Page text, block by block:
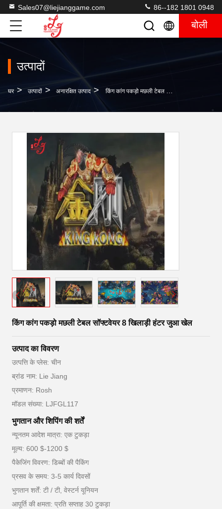
Sales07@liejianggame.com 86--182 1801 0948
बोली
उत्पादों
घर > उत्पादों > अनारक्षित उत्पाद > किंग कांग पकड़ो मछली टेबल सॉफ्टवेयर 8 खिलाड़ी हंटर जुआ खेल
किंग कांग पकड़ो मछली टेबल सॉफ्टवेयर 8 खिलाड़ी हंटर जुआ खेल
उत्पाद का विवरण
उत्पत्ति के प्लेस: चीन
ब्रांड नाम: Lie Jiang
प्रमाणन: Rosh
मॉडल संख्या: LJFGL117
भुगतान और शिपिंग की शर्तें
न्यूनतम आदेश मात्रा: एक टुकड़ा
मूल्य: 600 $-1200 $
पैकेजिंग विवरण: डिब्बों की पैकिंग
प्रसव के समय: 3-5 कार्य दिवसों
भुगतान शर्तें: टी / टी, वेस्टर्न यूनियन
आपूर्ति की क्षमता: प्रति सप्ताह 30 टुकड़ा